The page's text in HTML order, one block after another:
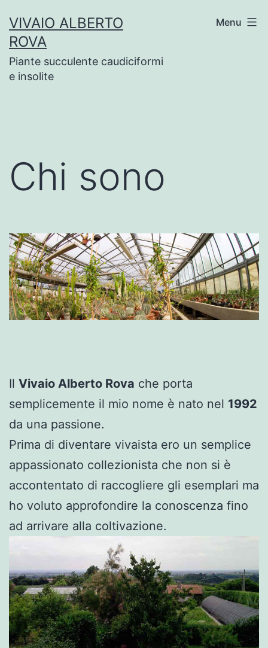
contenuto
VIVAIO ALBERTO
ROVA
Piante succulente caudiciformi
e insolite
Menu
Chi sono
Il Vivaio Alberto Rova che porta
semplicemente il mio nome è nato nel 1992
da una passione.
Prima di diventare vivaista ero un semplice
appassionato collezionista che non si è
accontentato di raccogliere gli esemplari ma
ho voluto approfondire la conoscenza fino
ad arrivare alla coltivazione.